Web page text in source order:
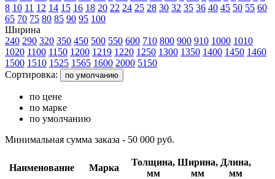
8 10 11 12 14 15 16 18 20 22 24 25 28 30 32 35 36 40 45 50 55 60
65 70 75 80 85 90 95 100
Ширина
240 290 320 350 450 500 550 600 710 800 900 910 1000 1010
1020 1100 1150 1200 1219 1220 1250 1300 1350 1400 1450 1460
1500 1510 1525 1565 1600 2000 5150
Сортировка:
по умолчанию
по цене
по марке
по умолчанию
Минимальная сумма заказа - 50 000 руб.
Наименование Марка
Толщина,
мм
Ширина,
мм
Длина,
мм